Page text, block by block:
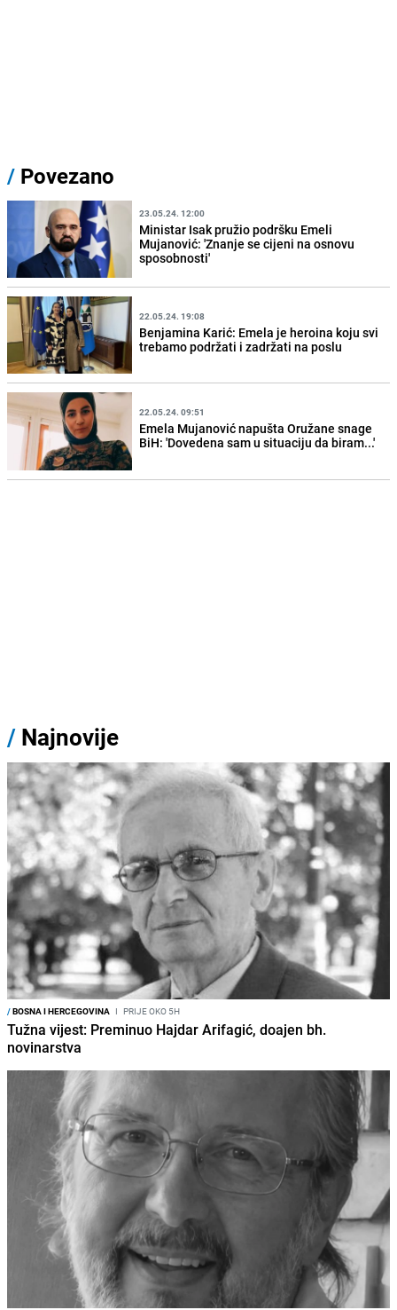
/ Povezano
23.05.24. 12:00
Ministar Isak pružio podršku Emeli
Mujanović: 'Znanje se cijeni na osnovu
sposobnosti'
22.05.24. 19:08
Benjamina Karić: Emela je heroina koju svi
trebamo podržati i zadržati na poslu
22.05.24. 09:51
Emela Mujanović napušta Oružane snage
BiH: 'Dovedena sam u situaciju da biram...'
/ Najnovije
/BOSNA I HERCEGOVINA I PRIJE OKO 5H
Tužna vijest: Preminuo Hajdar Arifagić, doajen bh.
novinarstva